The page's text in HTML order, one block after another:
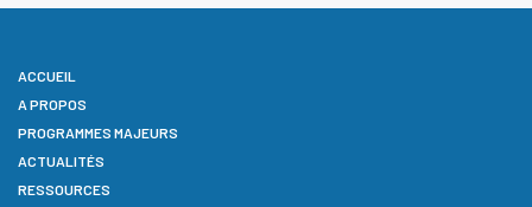
ACCUEIL
A PROPOS
PROGRAMMES MAJEURS
ACTUALITÉS
RESSOURCES